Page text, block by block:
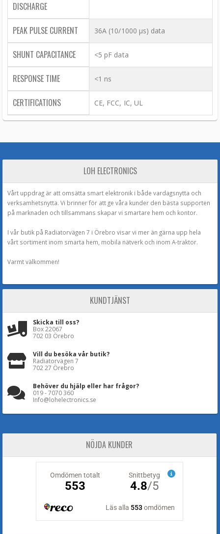
DISCHARGE
PEAK PULSE CURRENT 36A (10/1000 μs) data
SHUNT CAPACITANCE <5 pF data
RESPONSE TIME <1 ns
CERTIFICATIONS CE, FCC, IC, UL
LOH ELECTRONICS
Vårt uppdrag är att omsätta smart elektronik i både vardagsnytta och
verksamhetsnytta. Vi brinner för att ge våra kunder den bästa supporten
på marknaden och tillsammans skapar vi smartare hem och kontor.
I vår butik på Radiatorvägen 7 i Örebro visar vi mer än gärna upp hela
vårt sortiment inom smarta hem, mobila nätverk och inom A-traktor.
Varmt välkommen!
KUNDTJÄNST
Skicka till oss?
Box 22067
702 03 Örebro
Vill du besöka vår butik?
Radiatorvägen 7
702 27 Örebro
Behöver du hjälp eller har frågor?
019 - 7070 360
Info@lohelectronics.se
NÖJDA KUNDER